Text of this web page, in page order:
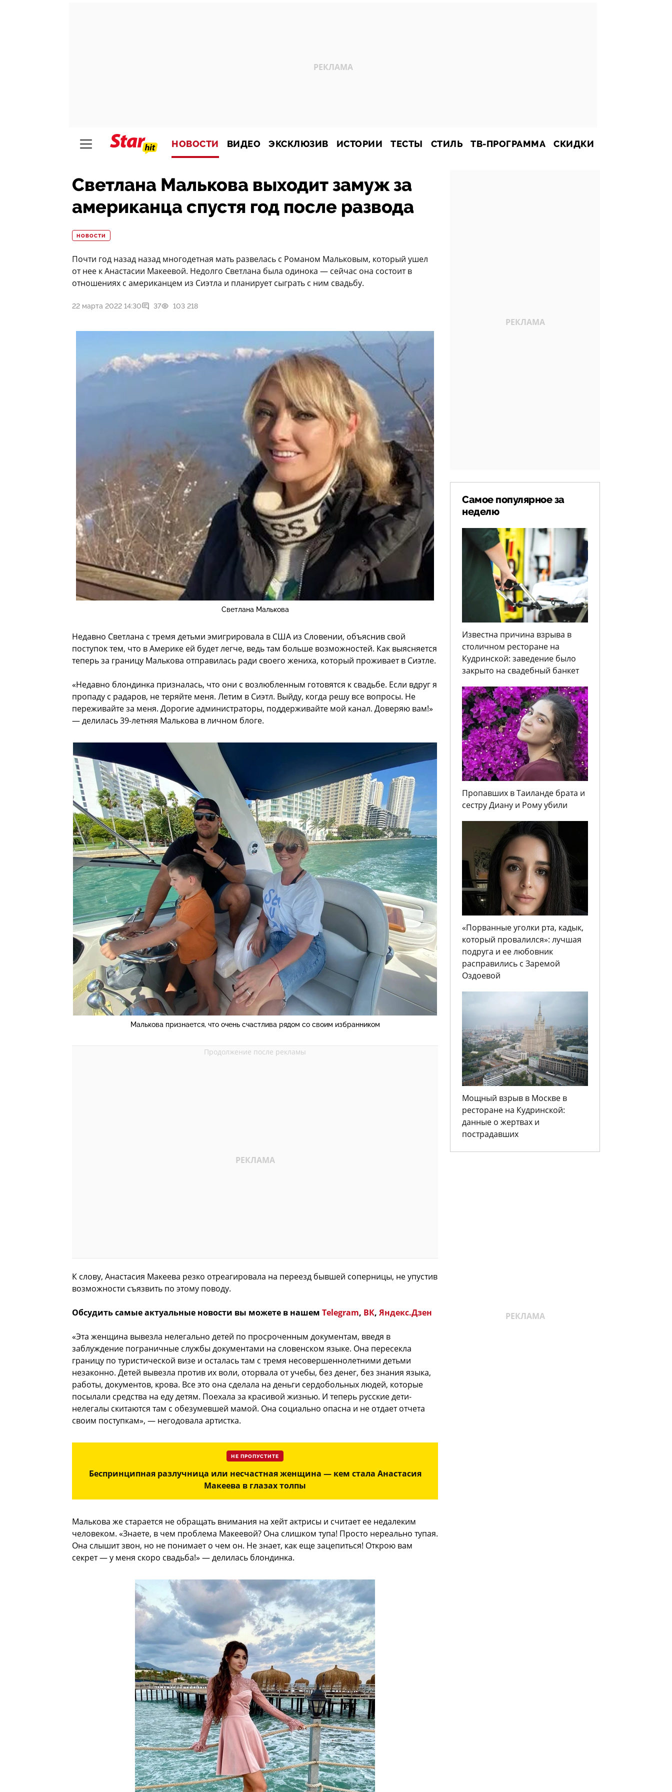
НОВОСТИ ВИДЕО ЭКСКЛЮЗИВ ИСТОРИИ ТЕСТЫ СТИЛЬ ТВ-ПРОГРАММА СКИДКИ
Светлана Малькова выходит замуж за
американца спустя год после развода
НОВОСТИ
Почти год назад назад многодетная мать развелась с Романом Мальковым, который ушел
от нее к Анастасии Макеевой. Недолго Светлана была одинока — сейчас она состоит в
отношениях с американцем из Сиэтла и планирует сыграть с ним свадьбу.
22 марта 2022 14:30 37 103 218
Светлана Малькова
Недавно Светлана с тремя детьми эмигрировала в США из Словении, объяснив свой
поступок тем, что в Америке ей будет легче, ведь там больше возможностей. Как выясняется
теперь за границу Малькова отправилась ради своего жениха, который проживает в Сиэтле.
«Недавно блондинка призналась, что они с возлюбленным готовятся к свадьбе. Если вдруг я
пропаду с радаров, не теряйте меня. Летим в Сиэтл. Выйду, когда решу все вопросы. Не
переживайте за меня. Дорогие администраторы, поддерживайте мой канал. Доверяю вам!»
— делилась 39-летняя Малькова в личном блоге.
Малькова признается, что очень счастлива рядом со своим избранником
К слову, Анастасия Макеева резко отреагировала на переезд бывшей соперницы, не упустив
возможности съязвить по этому поводу.
Обсудить самые актуальные новости вы можете в нашем Telegram, ВК, Яндекс.Дзен
«Эта женщина вывезла нелегально детей по просроченным документам, введя в
заблуждение пограничные службы документами на словенском языке. Она пересекла
границу по туристической визе и осталась там с тремя несовершеннолетними детьми
незаконно. Детей вывезла против их воли, оторвала от учебы, без денег, без знания языка,
работы, документов, крова. Все это она сделала на деньги сердобольных людей, которые
посылали средства на еду детям. Поехала за красивой жизнью. И теперь русские дети-
нелегалы скитаются там с обезумевшей мамой. Она социально опасна и не отдает отчета
своим поступкам», — негодовала артистка.
НЕ ПРОПУСТИТЕ
Беспринципная разлучница или несчастная женщина — кем стала Анастасия
Макеева в глазах толпы
Малькова же старается не обращать внимания на хейт актрисы и считает ее недалеким
человеком. «Знаете, в чем проблема Макеевой? Она слишком тупа! Просто нереально тупая.
Она слышит звон, но не понимает о чем он. Не знает, как еще зацепиться! Открою вам
секрет — у меня скоро свадьба!» — делилась блондинка.
Самое популярное за
неделю
Известна причина взрыва в
столичном ресторане на
Кудринской: заведение было
закрыто на свадебный банкет
Пропавших в Таиланде брата и
сестру Диану и Рому убили
«Порванные уголки рта, кадык,
который провалился»: лучшая
подруга и ее любовник
расправились с Заремой
Оздоевой
Мощный взрыв в Москве в
ресторане на Кудринской:
данные о жертвах и
пострадавших